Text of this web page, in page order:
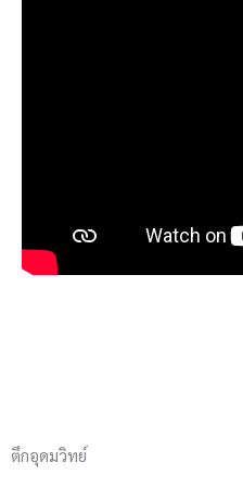
ตึกอุดมวิทย์